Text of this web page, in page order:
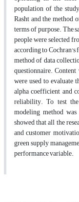
population of the
Rasht and the method
terms of purpose. The
people were selected
according to
method of data
questionnaire.
were used to evaluate
alpha coefficient and
reliability. To test the
modeling method
showed that all the
and customer
green supply
performance variable.